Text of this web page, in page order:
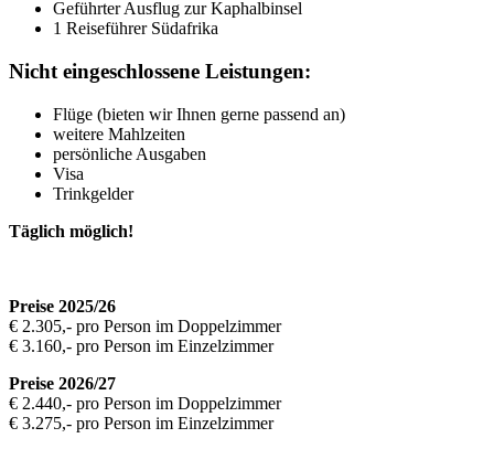
Geführter Ausflug zur Kaphalbinsel
1 Reiseführer Südafrika
Nicht eingeschlossene Leistungen:
Flüge (bieten wir Ihnen gerne passend an)
weitere Mahlzeiten
persönliche Ausgaben
Visa
Trinkgelder
Täglich möglich!
Preise 2025/26
€ 2.305,- pro Person im Doppelzimmer
€ 3.160,- pro Person im Einzelzimmer
Preise 2026/27
€ 2.440,- pro Person im Doppelzimmer
€ 3.275,- pro Person im Einzelzimmer